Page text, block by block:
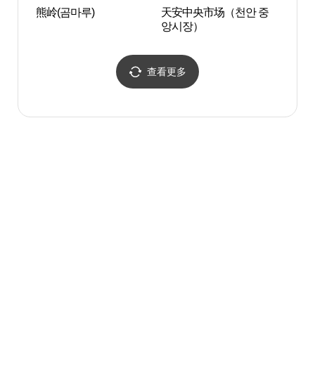
熊岭(곰마루)
天安中央市场（천안 중
앙시장）
查看更多